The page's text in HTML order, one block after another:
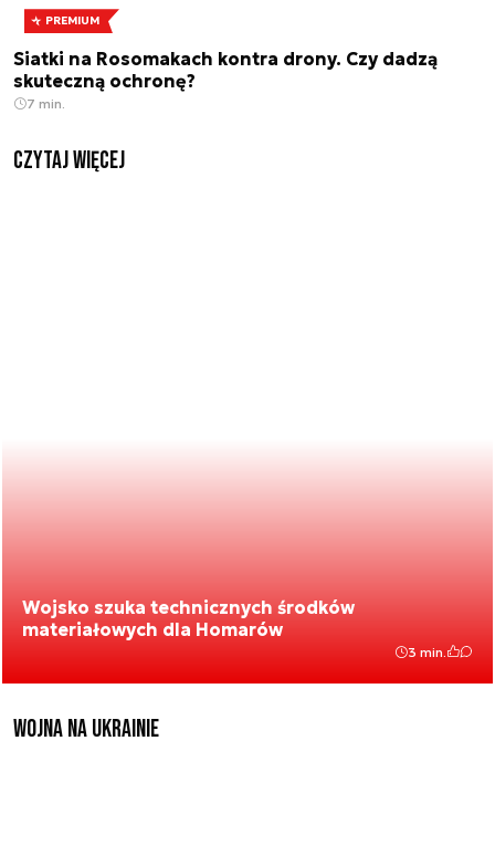
PREMIUM
Siatki na Rosomakach kontra drony. Czy dadzą
skuteczną ochronę?
7 min.
czytaj więcej
Wojsko szuka technicznych środków
materiałowych dla Homarów
3 min.
Wojna na Ukrainie